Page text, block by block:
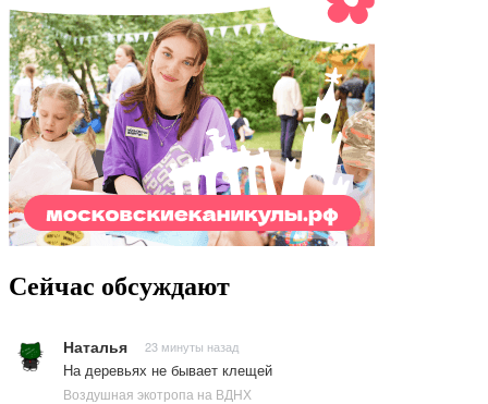
Сейчас обсуждают
Наталья 23 минуты назад
На деревьях не бывает клещей
Воздушная экотропа на ВДНХ